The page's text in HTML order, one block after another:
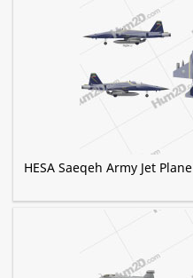
HESA Saeqeh Army Jet Plane